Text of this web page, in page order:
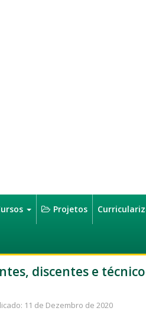
Projetos
discentes e
11 de Dezembro de 2020